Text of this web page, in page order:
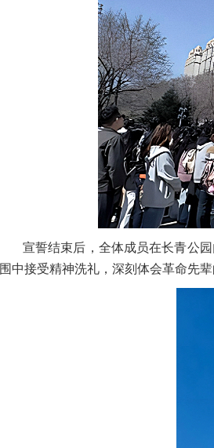
宣誓结束后，全体成员在长青公
围中接受精神洗礼，深刻体会革命先